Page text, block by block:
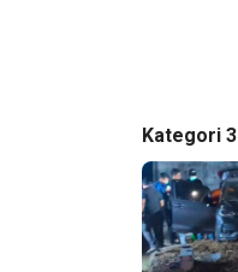
Kategori 3